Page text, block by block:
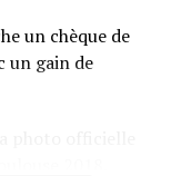
un chèque de
un gain de